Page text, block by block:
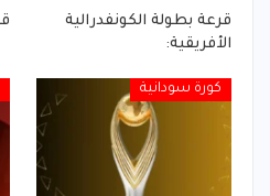
قرعة بطولة الكونفدرالية
الأفريقية:
كورة سودانية